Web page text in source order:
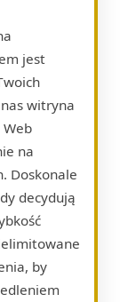
jest
witryna
Web
na
Doskonale
decydują
by